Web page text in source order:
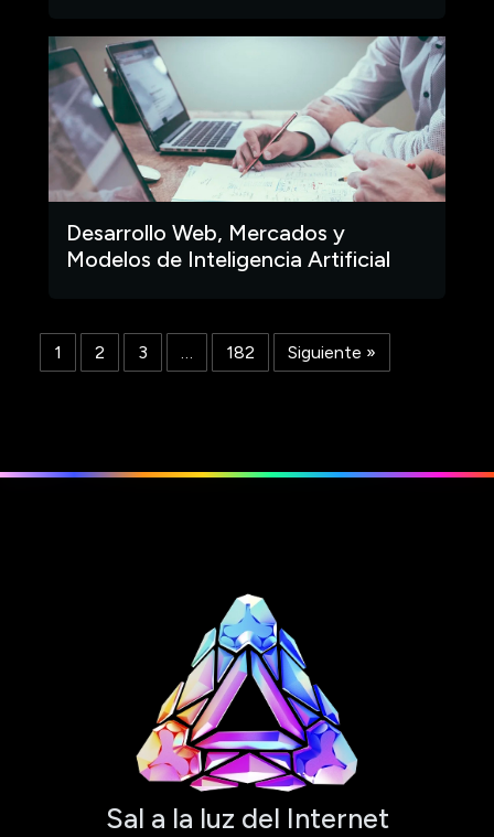
Desarrollo Web, Mercados y
Modelos de Inteligencia Artificial
1 2 3 … 182 Siguiente »
Sal a la luz del Internet